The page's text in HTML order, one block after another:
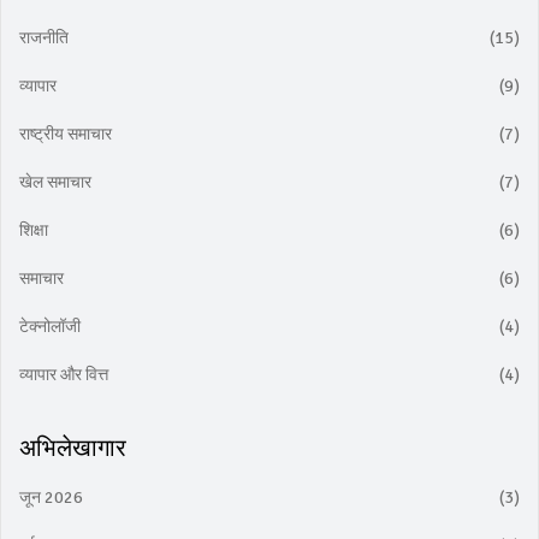
राजनीति (15)
व्यापार (9)
राष्ट्रीय समाचार (7)
खेल समाचार (7)
शिक्षा (6)
समाचार (6)
टेक्नोलॉजी (4)
व्यापार और वित्त (4)
अभिलेखागार
जून 2026 (3)